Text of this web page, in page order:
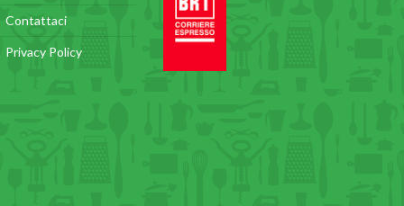
Contattaci
Privacy Policy